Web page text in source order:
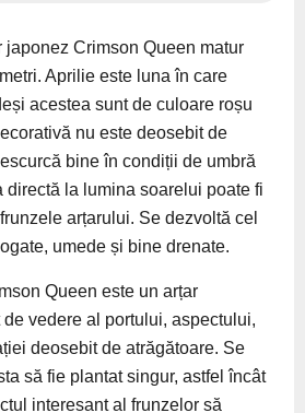
japonez Crimson Queen matur
Aprilie este luna în care
acestea sunt de culoare roșu
nu este deosebit de
bine în condiții de umbră
directă la lumina soarelui poate fi
arțarului. Se dezvoltă cel
umede și bine drenate.
Queen este un arțar
vedere al portului, aspectului,
deosebit de atrăgătoare. Se
să fie plantat singur, astfel încât
interesant al frunzelor să